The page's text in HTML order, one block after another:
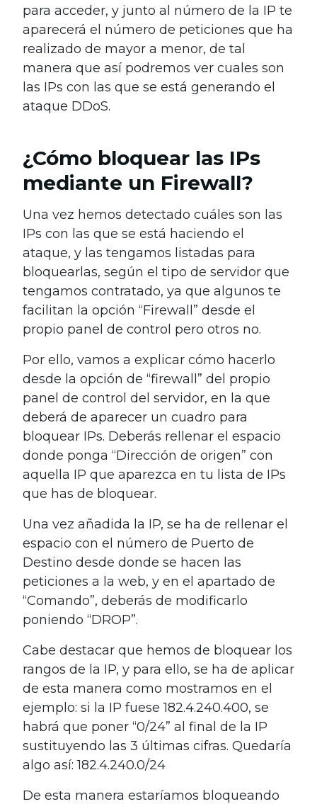
para acceder, y junto al número de la IP te
aparecerá el número de peticiones que ha
realizado de mayor a menor, de tal
manera que así podremos ver cuales son
las IPs con las que se está generando el
ataque DDoS.
¿Cómo bloquear las IPs
mediante un Firewall?
Una vez hemos detectado cuáles son las
IPs con las que se está haciendo el
ataque, y las tengamos listadas para
bloquearlas, según el tipo de servidor que
tengamos contratado, ya que algunos te
facilitan la opción “Firewall” desde el
propio panel de control pero otros no.
Por ello, vamos a explicar cómo hacerlo
desde la opción de “firewall” del propio
panel de control del servidor, en la que
deberá de aparecer un cuadro para
bloquear IPs. Deberás rellenar el espacio
donde ponga “Dirección de origen” con
aquella IP que aparezca en tu lista de IPs
que has de bloquear.
Una vez añadida la IP, se ha de rellenar el
espacio con el número de Puerto de
Destino desde donde se hacen las
peticiones a la web, y en el apartado de
“Comando”, deberás de modificarlo
poniendo “DROP”.
Cabe destacar que hemos de bloquear los
rangos de la IP, y para ello, se ha de aplicar
de esta manera como mostramos en el
ejemplo: si la IP fuese 182.4.240.400, se
habrá que poner “0/24” al final de la IP
sustituyendo las 3 últimas cifras. Quedaría
algo así: 182.4.240.0/24
De esta manera estaríamos bloqueando